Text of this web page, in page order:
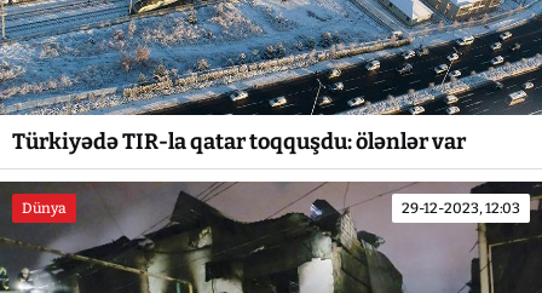
Türkiyədə TIR-la qatar toqquşdu: ölənlər var
Dünya 29-12-2023, 12:03